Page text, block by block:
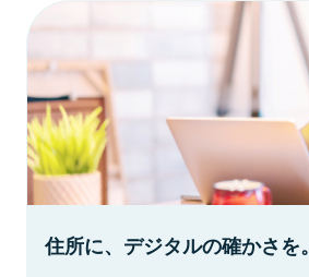
住所に、デジタルの確かさを。